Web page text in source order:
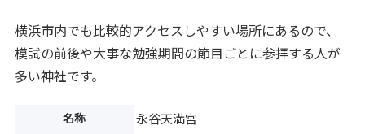
横浜市内でも比較的アクセスしやすい場所にあるので、
模試の前後や大事な勉強期間の節目ごとに参拝する人が
多い神社です。
名称 永谷天満宮